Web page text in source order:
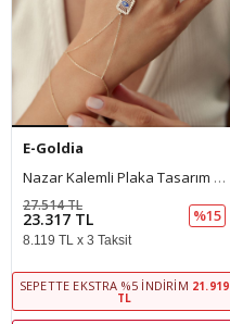
E-Goldia
Nazar Kalemli Plaka Tasarım Şahmeran
23.317 TL
27.514 TL
%15
8.119 TL x 3 Taksit
SEPETTE EKSTRA %5 İNDIRIM 21.919
TL